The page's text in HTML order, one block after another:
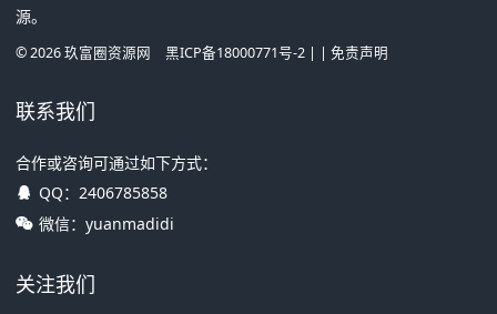
源。
©2026玖富圈资源网 黑ICP备18000771号-2| | 免责声明
联系我们
合作或咨询可通过如下方式：
QQ： 2406785858
微信：yuanmadidi
关注我们